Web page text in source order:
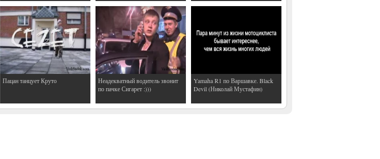
Пацан танцует Круто
Неадекватный водитель звонит
по пачке Сигарет :)))
Yamaha R1 по Варшавке. Black
Devil (Николай Мустафин)